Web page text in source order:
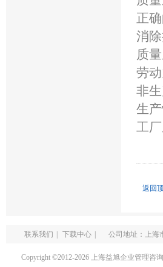
正
消
质
劳
非
生
工
返回
联系我们 下载中心 公司地址：上海
Copyright ©2012-2026 上海益旭企业管理咨